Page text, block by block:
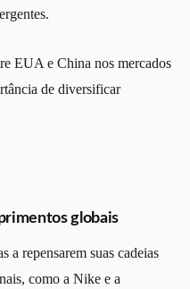
EUA e China nos mercados
de diversificar
globais
a repensarem suas cadeias
como a Nike e a